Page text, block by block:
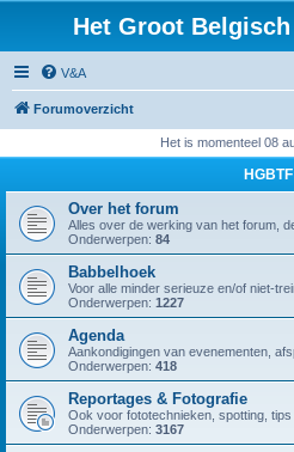
Het Groot
V&A
Forumoverzicht
Het is momenteel 08
HGBTF
Over het forum
Alles over de werking van het forum,
Onderwerpen: 84
Babbelhoek
Voor alle minder serieuze en/of niet-
Onderwerpen: 1227
Agenda
Aankondigingen van evenementen,
Onderwerpen: 418
Reportages & Fotografie
Ook voor fototechnieken, spotting, tips
Onderwerpen: 3167